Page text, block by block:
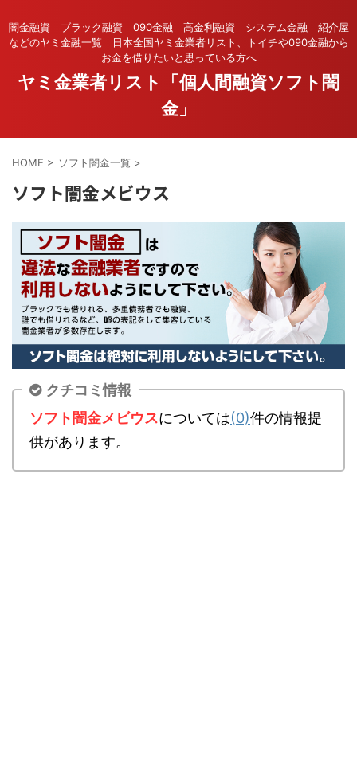
闇金融資 ブラック融資 090金融 高金利融資 システム金融 紹介屋
などのヤミ金融一覧 日本全国ヤミ金業者リスト、トイチや090金融から
お金を借りたいと思っている方へ
ヤミ金業者リスト「個人間融資ソフト闇
金」
HOME > ソフト闇金一覧 >
ソフト闇金メビウス
クチコミ情報
ソフト闇金メビウスについては(0)件の情報提
供があります。